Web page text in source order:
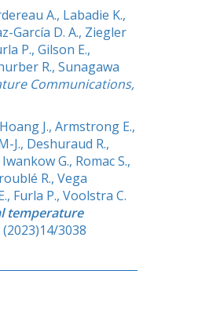
A., Labadie K.,
García D. A., Ziegler
P., Gilson E.,
R., Sunagawa
Communications,
J., Armstrong E.,
J., Deshuraud R.,
G., Romac S.,
R., Vega
Furla P., Voolstra C.
temperature
(2023)14/3038